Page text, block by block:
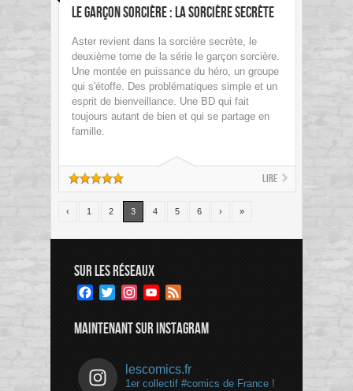
Le garçon sorcière : la sorcière secrète
Aster revient dans la sorcière secrète, le
deuxième tome de la série le garçon sorcière.
Une montée en puissance du héro, un groupe
qui s'étoffe. Des problématiques simple et un
esprit de bienveillance. Une BD qui fait
toujours autant de bien et qui se partage en
famille.
Lire
‹ 1 2 3 4 5 6 › »
SUR LES RÉSEAUX
Facebook
TwitterInstagramYouTube
MAINTENANT SUR INSTAGRAM
lescomics.fr
1er collectif #comics de France !